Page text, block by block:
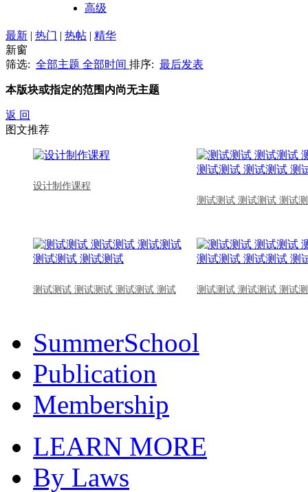
高级
最新 | 热门 | 热帖 | 精华
新窗
筛选: 全部主题 全部时间 排序: 最后发表
本版块或指定的范围内尚无主题
返 回
图文推荐
设计制作课程
测试测试 测试测试 测试
测试测试 测试测试 测试测试 测试 测试测试 测试测试 测试
SummerSchool
Publication
Membership
LEARN MORE
By Laws